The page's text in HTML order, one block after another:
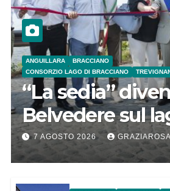
ANGUILLARA
BRACCIANO
CONSORZIO LAGO DI BRACCIANO
“La sedia”
Belvedere sul
Bracciano: ieri
l’inaugurazione
7 AGOSTO 2026